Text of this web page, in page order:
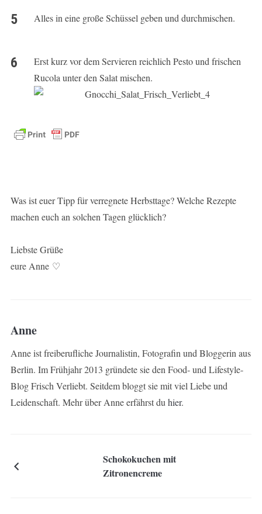
Alles in eine große Schüssel geben und durchmischen.
Erst kurz vor dem Servieren reichlich Pesto und frischen
Rucola unter den Salat mischen.
Was ist euer Tipp für verregnete Herbsttage? Welche Rezepte
machen euch an solchen Tagen glücklich?
Liebste Grüße
eure Anne ♡
Anne
Anne ist freiberufliche Journalistin, Fotografin und Bloggerin aus
Berlin. Im Frühjahr 2013 gründete sie den Food- und Lifestyle-
Blog Frisch Verliebt. Seitdem bloggt sie mit viel Liebe und
Leidenschaft. Mehr über Anne erfährst du hier.
Schokokuchen mit
Zitronencreme